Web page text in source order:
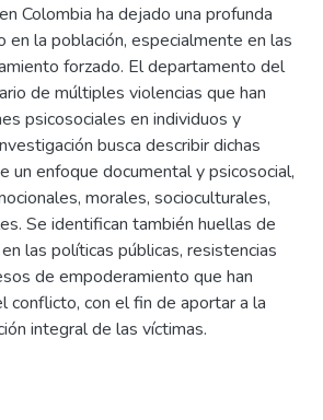
Colombia ha dejado una profunda
en la población, especialmente en las
forzado. El departamento del
de múltiples violencias que han
psicosociales en individuos y
busca describir dichas
un enfoque documental y psicosocial,
morales, socioculturales,
Se identifican también huellas de
las políticas públicas, resistencias
de empoderamiento que han
conflicto, con el fin de aportar a la
integral de las víctimas.